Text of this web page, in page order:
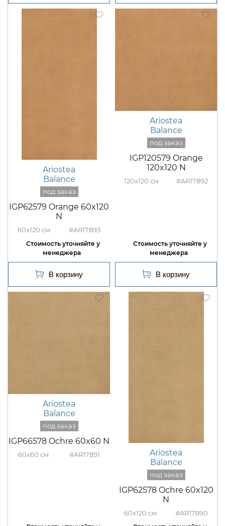
Ariostea
Balance
IGP62579 Orange 60x120
N
60x120 #AR17893
Ariostea
Balance
IGP120579 Orange
120x120 N
120x120 #AR17892
Ariostea
Balance
IGP66578 Ochre 60x60 N
60x60 #AR17891
Ariostea
Balance
IGP62578 Ochre 60x120
N
60x120 #AR17890